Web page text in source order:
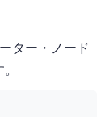
ター・ノード